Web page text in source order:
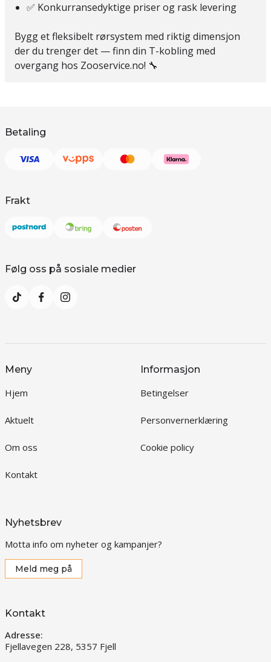
✅ Konkurransedyktige priser og rask levering
Bygg et fleksibelt rørsystem med riktig dimensjon
der du trenger det — finn din T-kobling med
overgang hos Zooservice.no! 🔧
Betaling
Frakt
Følg oss på sosiale medier
Meny
Hjem
Aktuelt
Om oss
Kontakt
Informasjon
Betingelser
Personvernerklæring
Cookie policy
Nyhetsbrev
Motta info om nyheter og kampanjer?
Meld meg på
Kontakt
Adresse:
Fjellavegen 228, 5357 Fjell